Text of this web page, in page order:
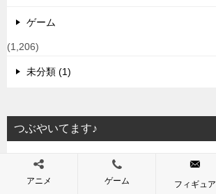
ゲーム
(1,206)
未分類 (1)
つぶやいてます♪
Tweets by jimasanjyo
アニメ ゲーム フィギュア